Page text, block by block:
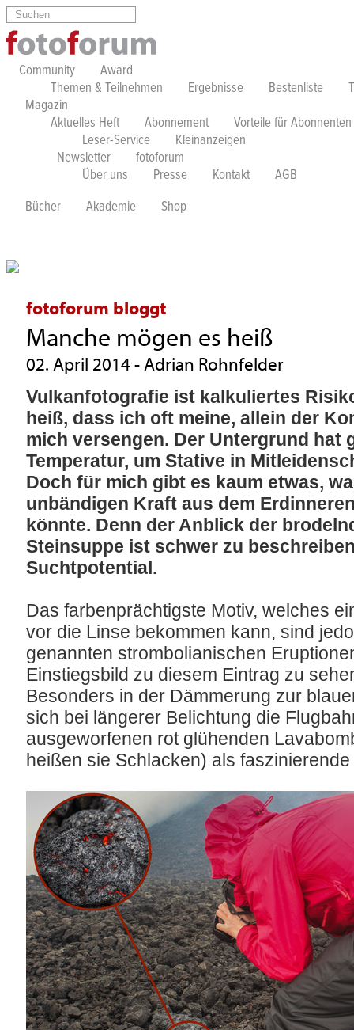
Direkt zum Inhalt
Suchformular
Suchen
Community
Award
Themen & Teilnehmen
Ergebnisse Bestenliste
Magazin
Aktuelles Heft
Abonnement
Vorteile für Abonnenten
Leser-Service
Kleinanzeigen
Newsletter
fotoforum
Über uns
Presse Kontakt
AGB
Bücher
Akademie Shop
fotoforum bloggt
Manche mögen es heiß
02. April 2014-Adrian Rohnfelder
Vulkanfotografie ist kalkuliertes
heiß, dass ich oft meine, allein der
mich versengen. Der Untergrund hat
Temperatur, um Stative in
Doch für mich gibt es kaum etwas,
unbändigen Kraft aus dem
könnte. Denn der Anblick der
Steinsuppe ist schwer zu
Suchtpotential.
Das farbenprächtigste Motiv, welches
vor die Linse bekommen kann, sind
genannten strombolianischen
Einstiegsbild zu diesem Eintrag zu
Besonders in der Dämmerung zur
sich bei längerer Belichtung die
ausgeworfenen rot glühenden
heißen sie Schlacken) als